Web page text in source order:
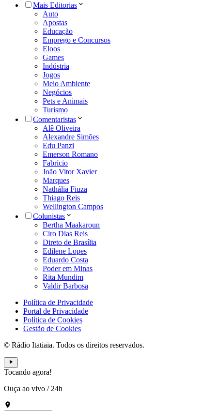
Mais Editorias
Auto
Apostas
Educação
Emprego e Concursos
Eloos
Games
Indústria
Jogos
Meio Ambiente
Negócios
Pets e Animais
Turismo
Comentaristas
Alê Oliveira
Alexandre Simões
Edu Panzi
Emerson Romano
Fabrício
João Vitor Xavier
Marques
Nathália Fiuza
Thiago Reis
Wellington Campos
Colunistas
Bertha Maakaroun
Ciro Dias Reis
Direto de Brasília
Edilene Lopes
Eduardo Costa
Poder em Minas
Rita Mundim
Valdir Barbosa
Política de Privacidade
Portal de Privacidade
Política de Cookies
Gestão de Cookies
© Rádio Itatiaia. Todos os direitos reservados.
Tocando agora!
Ouça ao vivo / 24h